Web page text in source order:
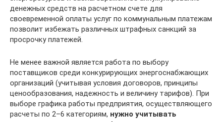
денежных средств на расчетном счете для
своевременной оплаты услуг по коммунальным платежам
позволит избежать различных штрафных санкций за
просрочку платежей.
Не менее важной является работа по выбору
поставщиков среди конкурирующих энергоснабжающих
организаций (учитывая условия договоров, принципы
ценообразования, надежность и величину тарифов). При
выборе графика работы предприятия, осуществляющего
расчеты по 2–6 категориям, нужно учитывать